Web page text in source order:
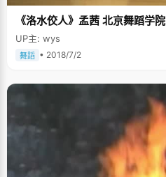
《洛水佼人》孟茜 北京舞蹈学院
UP主: wys
舞蹈 • 2018/7/2